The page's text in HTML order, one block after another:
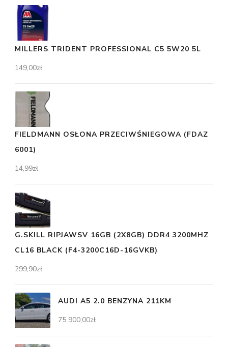
MILLERS TRIDENT PROFESSIONAL C5 5W20 5L
149,00zł
FIELDMANN OSŁONA PRZECIWŚNIEGOWA (FDAZ
6001)
14,99zł
G.SKILL RIPJAWSV 16GB (2X8GB) DDR4 3200MHZ
CL16 BLACK (F4-3200C16D-16GVKB)
299,90zł
AUDI A5 2.0 BENZYNA 211KM
75 900,00zł